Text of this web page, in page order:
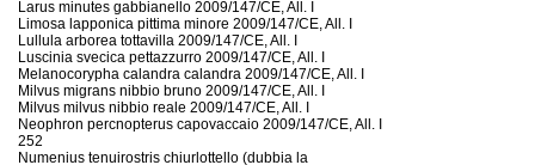
Larus minutes gabbianello 2009/147/CE, All. I
Limosa lapponica pittima minore 2009/147/CE, All. I
Lullula arborea tottavilla 2009/147/CE, All. I
Luscinia svecica pettazzurro 2009/147/CE, All. I
Melanocorypha calandra calandra 2009/147/CE, All. I
Milvus migrans nibbio bruno 2009/147/CE, All. I
Milvus milvus nibbio reale 2009/147/CE, All. I
Neophron percnopterus capovaccaio 2009/147/CE, All. I
252
Numenius tenuirostris chiurlottello (dubbia la